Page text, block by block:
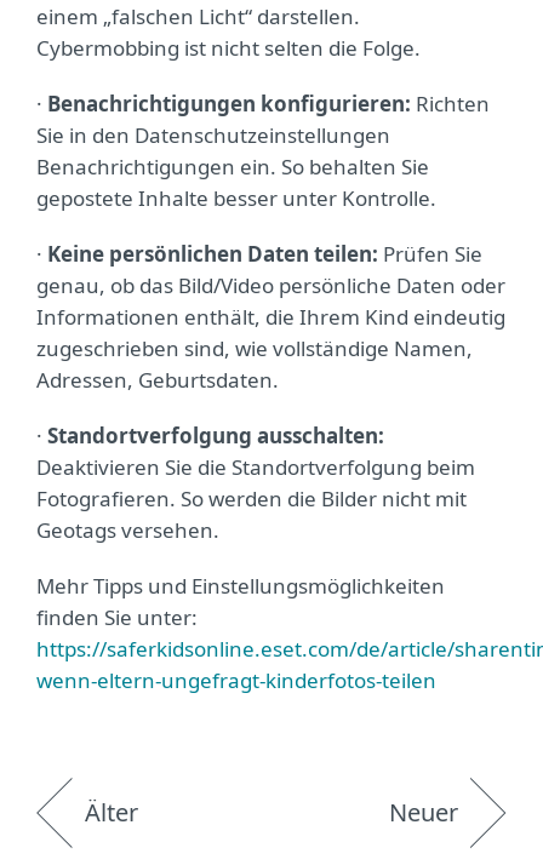
einem „falschen Licht“ darstellen.
Cybermobbing ist nicht selten die Folge.
· Benachrichtigungen konfigurieren: Richten
Sie in den Datenschutzeinstellungen
Benachrichtigungen ein. So behalten Sie
gepostete Inhalte besser unter Kontrolle.
· Keine persönlichen Daten teilen: Prüfen Sie
genau, ob das Bild/Video persönliche Daten oder
Informationen enthält, die Ihrem Kind eindeutig
zugeschrieben sind, wie vollständige Namen,
Adressen, Geburtsdaten.
· Standortverfolgung ausschalten:
Deaktivieren Sie die Standortverfolgung beim
Fotografieren. So werden die Bilder nicht mit
Geotags versehen.
Mehr Tipps und Einstellungsmöglichkeiten
finden Sie unter:
https://saferkidsonline.eset.com/de/article/
wenn-eltern-ungefragt-kinderfotos-teilen
Älter Neuer